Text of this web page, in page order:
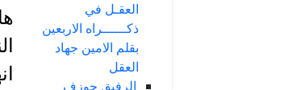
العقـل في
ذكــــــراه الاربعين
بقلم الامين جهاد
العقل
الرفيق جوزف